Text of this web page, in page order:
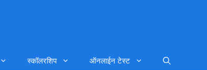
स्कॉलरशिप ऑनलाईन टेस्ट